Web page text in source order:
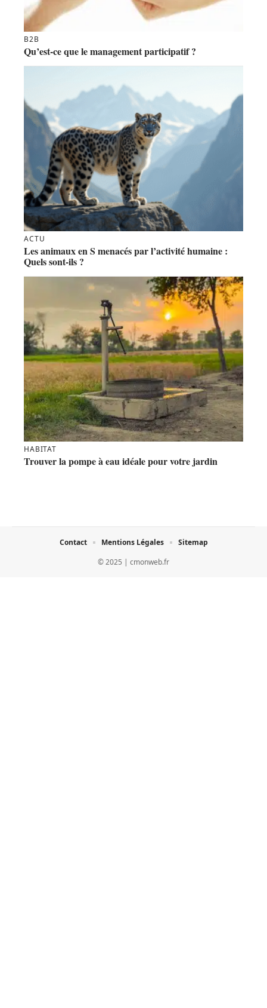
B2B
Qu’est-ce que le management participatif ?
ACTU
Les animaux en S menacés par l’activité humaine :
Quels sont-ils ?
HABITAT
Trouver la pompe à eau idéale pour votre jardin
© 2025 | cmonweb.fr
Contact Mentions Légales Sitemap